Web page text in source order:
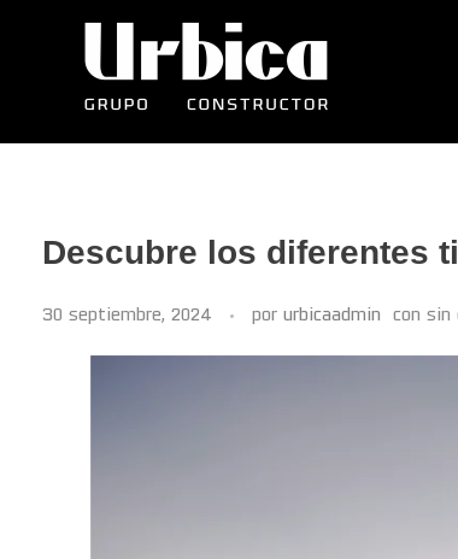
Descubre los diferentes
30 septiembre, 2024 por urbicaadmin con sin